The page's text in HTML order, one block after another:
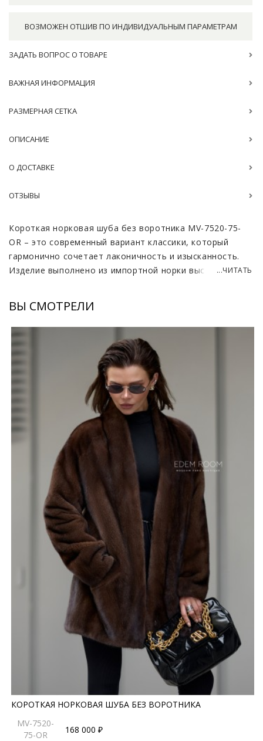
ВОЗМОЖЕН ОТШИВ ПО ИНДИВИДУАЛЬНЫМ ПАРАМЕТРАМ
ЗАДАТЬ ВОПРОС О ТОВАРЕ
ВАЖНАЯ ИНФОРМАЦИЯ
РАЗМЕРНАЯ СЕТКА
ОПИСАНИЕ
О ДОСТАВКЕ
ОТЗЫВЫ
Короткая норковая шуба без воротника MV-7520-75-
OR – это современный вариант классики, который
гармонично сочетает лаконичность и изысканность.
Изделие выполнено из импортной норки высокого
делает модель универсальной: её можно носить с
брюками, джинсами или юбками, создавая как
деловые, так и повседневные образы. Цвет орех с
возможными оттенками чёрного, серого, белого и
пастели выглядит дорого и благородно, подчёркивая
глубину меха и придавая образу элегантность.
Отсутствие воротника – стильное дизайнерское
решение, которое делает шубу лёгкой и современной,
оставляя простор для игры с аксессуарами: платками,
шарфами или украшениями. Фасон сдержанный и
спокойный, идеально подходит для женщин, которые
ценят минимализм и хотят иметь универсальную вещь
в гардеробе. Размерный ряд 42–52 позволяет
подобрать модель для разных фигур, сохраняя
комфорт и женственность. Производство Россия
гарантирует высокое качество пошива и внимание к
деталям. Эта шуба – отличный выбор для тех, кто
ищет удобство, практичность и утончённый стиль в
одном изделии.
*описание несет информационный характер, состав и
правила ухода могут быть изменены производителем
...ЧИТАТЬ
ВЫ СМОТРЕЛИ
КОРОТКАЯ НОРКОВАЯ ШУБА БЕЗ ВОРОТНИКА
MV-7520-
75-OR
168 000 ₽